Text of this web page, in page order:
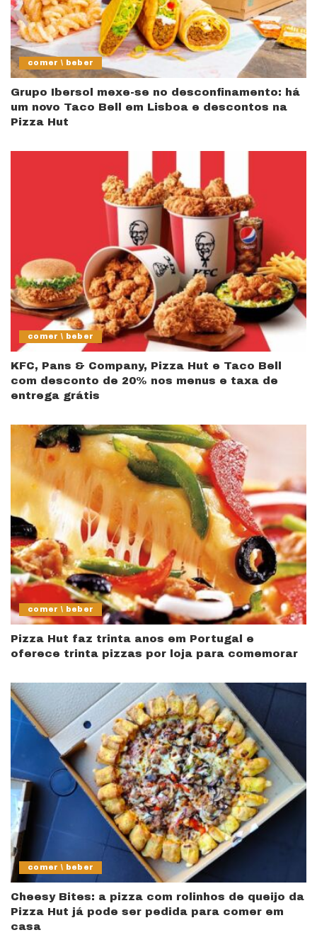
comer \ beber
Grupo Ibersol mexe-se no desconfinamento: há
um novo Taco Bell em Lisboa e descontos na
Pizza Hut
comer \ beber
KFC, Pans & Company, Pizza Hut e Taco Bell
com desconto de 20% nos menus e taxa de
entrega grátis
comer \ beber
Pizza Hut faz trinta anos em Portugal e
oferece trinta pizzas por loja para comemorar
comer \ beber
Cheesy Bites: a pizza com rolinhos de queijo da
Pizza Hut já pode ser pedida para comer em
casa